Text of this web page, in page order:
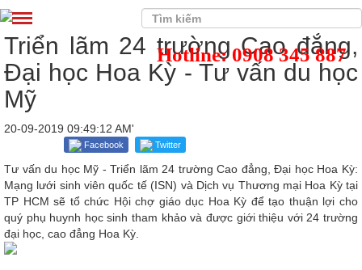
Hotline: 0908 345 887
Triển lãm 24 trường Cao đẳng,
Đại học Hoa Kỳ - Tư vấn du học
Mỹ
20-09-2019 09:49:12 AM'
Facebook Twitter
Tư vấn du học Mỹ - Triển lãm 24 trường Cao đẳng, Đại học Hoa Kỳ:
Mạng lưới sinh viên quốc tế (ISN) và Dịch vụ Thương mại Hoa Kỳ tại
TP HCM sẽ tổ chức Hội chợ giáo dục Hoa Kỳ để tạo thuận lợi cho
quý phụ huynh học sinh tham khảo và được giới thiệu với 24 trường
đại học, cao đẳng Hoa Kỳ.